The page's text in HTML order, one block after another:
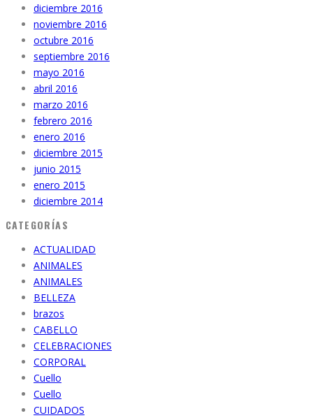
diciembre 2016
noviembre 2016
octubre 2016
septiembre 2016
mayo 2016
abril 2016
marzo 2016
febrero 2016
enero 2016
diciembre 2015
junio 2015
enero 2015
diciembre 2014
CATEGORÍAS
ACTUALIDAD
ANIMALES
ANIMALES
BELLEZA
brazos
CABELLO
CELEBRACIONES
CORPORAL
Cuello
Cuello
CUIDADOS